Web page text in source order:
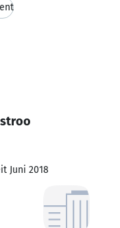
Juni 2018